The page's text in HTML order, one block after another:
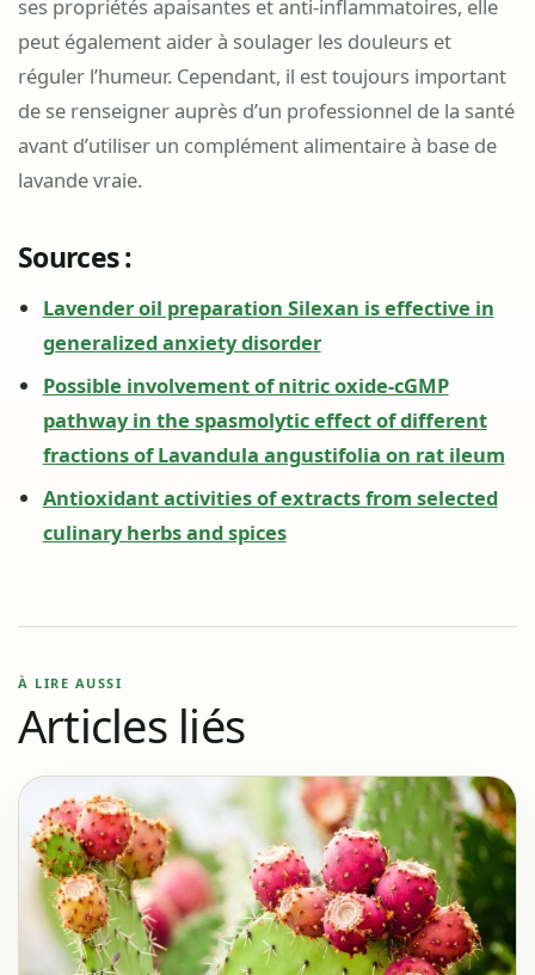
ses propriétés apaisantes et anti-inflammatoires, elle
peut également aider à soulager les douleurs et
réguler l’humeur. Cependant, il est toujours important
de se renseigner auprès d’un professionnel de la santé
avant d’utiliser un complément alimentaire à base de
lavande vraie.
Sources :
Lavender oil preparation Silexan is effective in
generalized anxiety disorder
Possible involvement of nitric oxide-cGMP
pathway in the spasmolytic effect of different
fractions of Lavandula angustifolia on rat ileum
Antioxidant activities of extracts from selected
culinary herbs and spices
À LIRE AUSSI
Articles liés